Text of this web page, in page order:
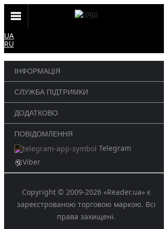
UA
RU
ІНФОРМАЦІЯ
СЛУЖБА ПІДТРИМКИ
ДОДАТКОВО
ПОВІДОМЛЕННЯ
Telegram
Viber
Copyright © 2009-2026 «Reader.ua» є
зареєстрованою торговою маркою. Всі
права захищені.